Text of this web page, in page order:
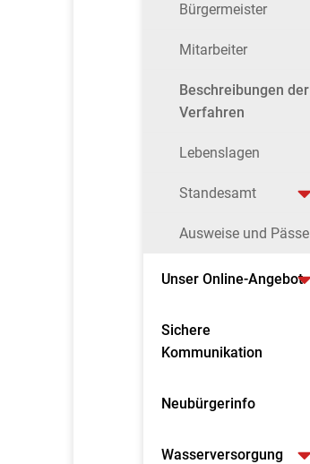
Bürgermeister
Mitarbeiter
Beschreibungen der
Verfahren
Lebenslagen
Standesamt
Ausweise und Pässe
Unser Online-Angebot
Sichere
Kommunikation
Neubürgerinfo
Wasserversorgung